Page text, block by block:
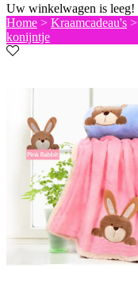
Uw winkelwagen is leeg!
Home > Kraamcadeau's >
konijntje